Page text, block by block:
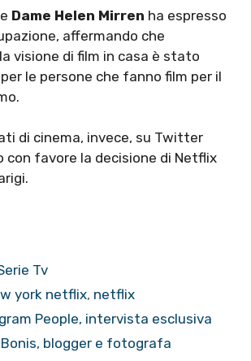
Dame Helen Mirren ha espresso
affermando che
visione di film in casa è stato
le persone che fanno film per il
di cinema, invece, su Twitter
con favore la decisione di Netflix
Tv
york netflix, netflix
People, intervista esclusiva
Bonis, blogger e fotografa